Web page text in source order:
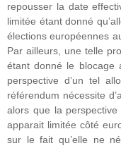
repousser la date
limitée étant donné
élections européennes
Par ailleurs, une telle
étant donné le blocage
perspective d’un tel
référendum nécessite
alors que la
apparait limitée côté
sur le fait qu’elle ne